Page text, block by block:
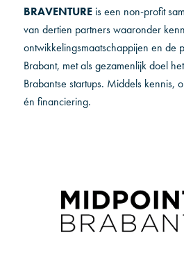
BRAVENTURE is een non-profit
van dertien partners waaronder
ontwikkelingsmaatschappijen en de
Brabant, met als gezamenlijk doel
Brabantse startups. Middels kennis,
én financiering.